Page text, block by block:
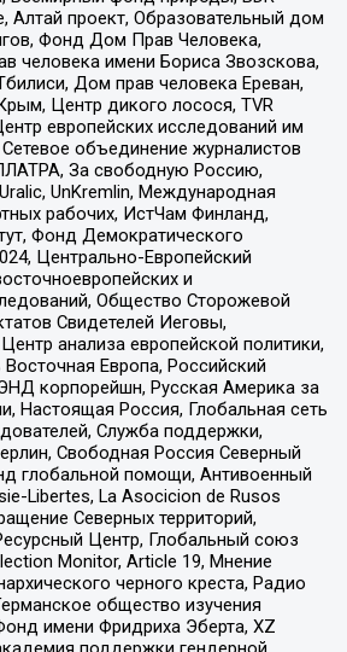
Алтай проект, Образовательный дом
Фонд Дом Прав Человека,
человека имени Бориса Звозскова,
Дом прав человека Ереван,
Центр дикого лосося, TVR
европейских исследований им
объединение журналистов
За свободную Россию,
UnKremlin, Международная
рабочих, ИстЧам Финланд,
Фонд Демократического
Центрально-Европейский
и
Общество Сторожевой
Свидетелей Иеговы,
анализа европейской политики,
Европа, Российский
корпорейшн, Русская Америка за
Настоящая Россия, Глобальная сеть
Служба поддержки,
Свободная Россия Северный
глобальной помощи, Антивоенный
Libertes, La Asocicion de Rusos
Северных территорий,
Центр, Глобальный союз
Monitor, Article 19, Мнение
черного креста, Радио
общество изучения
имени Фридриха Эберта, XZ